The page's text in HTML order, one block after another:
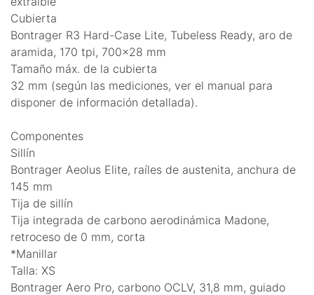
Cubierta
Bontrager R3 Hard-Case Lite, Tubeless Ready, aro de
aramida, 170 tpi, 700x28 mm
Tamaño máx. de la cubierta
32 mm (según las mediciones, ver el manual para
disponer de información detallada).
Componentes
Sillín
Bontrager Aeolus Elite, raíles de austenita, anchura de
145 mm
Tija de sillín
Tija integrada de carbono aerodinámica Madone,
retroceso de 0 mm, corta
*Manillar
Talla: XS
Bontrager Aero Pro, carbono OCLV, 31,8 mm, guiado